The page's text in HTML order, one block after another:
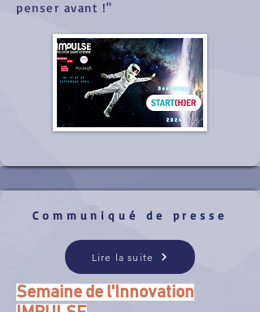
penser avant !"
Communiqué de presse
Lire la suite
Semaine de l'Innovation